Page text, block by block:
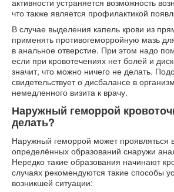
активности устраняется возможность
что также является профилактикой
В случае выделения капель крови из
применять противогеморройную мазь
в анальное отверстие. При этом надо
если при кровотечениях нет болей и
значит, что можно ничего не делать.
свидетельствует о дисбалансе в
немедленного визита к врачу.
Наружный геморрой
делать?
Наружный геморрой может проявляться
определённых образований снаружи
Нередко такие образования начинают
случаях рекомендуются такие способы
возникшей ситуации: